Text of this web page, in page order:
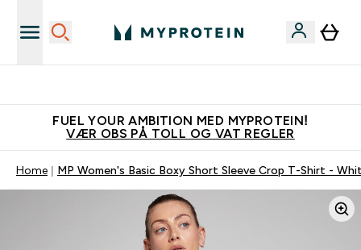
FUEL YOUR AMBITION MED MYPROTEIN!
VÆR OBS PÅ TOLL OG VAT REGLER
Home MP Women's Basic Boxy Short Sleeve Crop T-Shirt -